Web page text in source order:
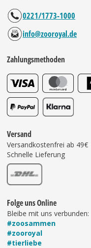
0221/1773-1000
info@zooroyal.de
Zahlungsmethoden
Versand
Versandkostenfrei ab 49€
Schnelle Lieferung
Folge uns Online
Bleibe mit uns verbunden:
#zoosammen
#zooroyal
#tierliebe